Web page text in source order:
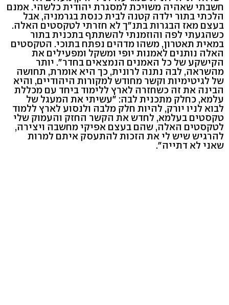
חשבתי שאהיה משויכת למסגרת יהודית כלשהי. אמנם
הלכתי בתור ילדה קטנה לבית כנסת בגרמניה, אבל
בעצם מאז הבגרות בתנ"ך לא חזרתי לטקסטים האלה.
כשהגעתי לפה והוזמנתי להשתתף בתכנית בתור
במאית תאטרון, משהו מדהים נפתח בתוכי. הטקסטים
האלה נותנים לאמנות יופי ומשקל ומפעילים את
הקישקע של כל האמנים הנמצאים בחדר". יותר
מהשראה, לבה נתנה לרונית, כך היא אומרת, תחושה
של לגיטימיות וקשר מחודש למקורות היהודיים, והיא
הבינה את זה כשחזרה לארץ ללימוד ביחד עם מכללת
עלמא, כחלק מתכנית לבה: "עשיתי את המעגל של
לבוא לניו יורק, להיות חלק מלבה ולנסוע לארץ ללמוד
טקסטים בעלמא, לחדש את הקשר החזק והעמוק שלי
לטקסטים האלה, שהם בעצם אפיקי מחשבה ויצירה,
להרגיש שיש לי את הזכות להתעסק איתם למרות
שאני לא דתייה".